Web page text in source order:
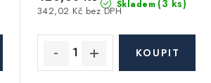
Skladem (3 ks)
342,02 Kč bez DPH